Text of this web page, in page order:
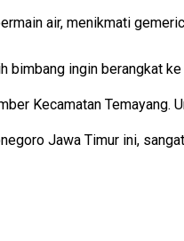
air, menikmati
bimbang ingin berangkat
Kecamatan Temayang.
Jawa Timur ini,